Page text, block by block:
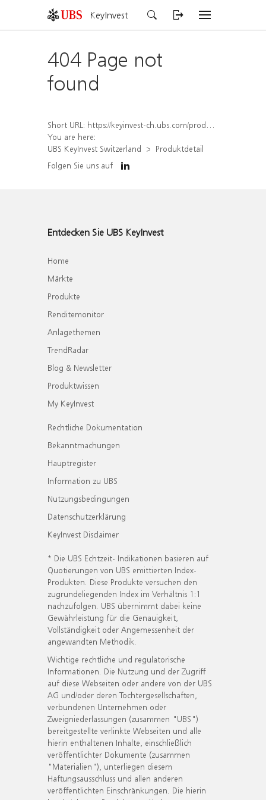
KeyInvest
404 Page not
found
Short URL: https://keyinvest-ch.ubs.com/produkt/detail/index/isin/CH1564654692
You are here:
UBS KeyInvest Switzerland
Produktdetail
Folgen Sie uns auf
Entdecken Sie UBS KeyInvest
Home
Märkte
Produkte
Renditemonitor
Anlagethemen
TrendRadar
Blog & Newsletter
Produktwissen
My KeyInvest
Rechtliche Dokumentation
Bekanntmachungen
Hauptregister
Information zu UBS
Nutzungsbedingungen
Datenschutzerklärung
KeyInvest Disclaimer
* Die UBS Echtzeit- Indikationen basieren auf
Quotierungen von UBS emittierten Index-
Produkten. Diese Produkte versuchen den
zugrundeliegenden Index im Verhältnis 1:1
nachzufolgen. UBS übernimmt dabei keine
Gewährleistung für die Genauigkeit,
Vollständigkeit oder Angemessenheit der
angewandten Methodik.
Wichtige rechtliche und regulatorische
Informationen. Die Nutzung und der Zugriff
auf diese Webseiten oder andere von der UBS
AG und/oder deren Tochtergesellschaften,
verbundenen Unternehmen oder
Zweigniederlassungen (zusammen "UBS")
bereitgestellte verlinkte Webseiten und alle
hierin enthaltenen Inhalte, einschließlich
veröffentlichter Dokumente (zusammen
"Materialien"), unterliegen diesem
Haftungsausschluss und allen anderen
veröffentlichten Einschränkungen. Die hierin